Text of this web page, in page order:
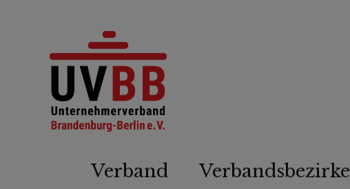
Verband Verbandsbezirke